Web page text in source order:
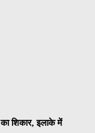
शिकार, इलाके में